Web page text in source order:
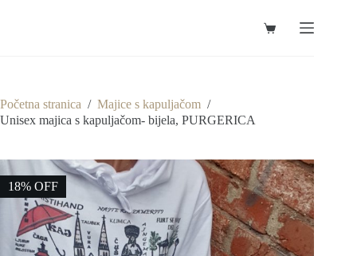
Košarica
Početna stranica / Majice s kapuljačom /
Unisex majica s kapuljačom- bijela, PURGERICA
18% OFF